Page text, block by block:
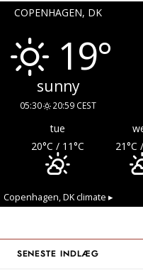
COPENHAGEN, DK
19°
sunny
05:30 20:59 CEST
tue
20°C / 11°C 21°C
Copenhagen, DKclimate ▸
SENESTE INDLÆG